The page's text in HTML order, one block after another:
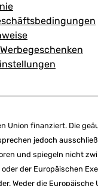
Union finanziert. Die
jedoch
und spiegeln nicht
oder der Europäischen
Weder die Europäische